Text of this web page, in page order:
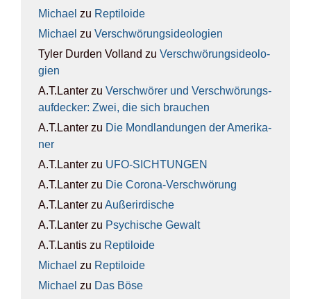
Michael zu Rep­ti­lo­ide
Michael zu Ver­schwö­rungs­ideo­lo­gien
Tyler Durden Volland zu Ver­schwö­rungs­ideo­lo­
gien
A.T.Lanter zu Ver­schwö­rer und Ver­schwö­rungs­
auf­de­cker: Zwei, die sich brau­chen
A.T.Lanter zu Die Mond­lan­dun­gen der Ame­ri­ka­
ner
A.T.Lanter zu UFO-SICH­TUN­GEN
A.T.Lanter zu Die Coro­na-Ver­schwö­rung
A.T.Lanter zu Außer­ir­di­sche
A.T.Lanter zu Psy­chi­sche Gewalt
A.T.Lantis zu Rep­ti­lo­ide
Michael zu Rep­ti­lo­ide
Michael zu Das Böse